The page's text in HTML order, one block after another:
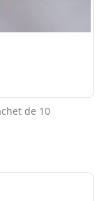
de 10